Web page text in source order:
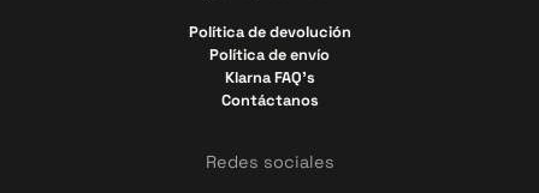
Política de devolución
Política de envío
Klarna FAQ's
Contáctanos
Redes sociales